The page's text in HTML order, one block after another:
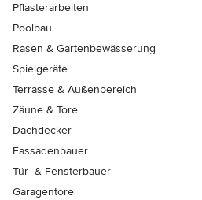
Pflasterarbeiten
Poolbau
Rasen & Gartenbewässerung
Spielgeräte
Terrasse & Außenbereich
Zäune & Tore
Dachdecker
Fassadenbauer
Tür- & Fensterbauer
Garagentore